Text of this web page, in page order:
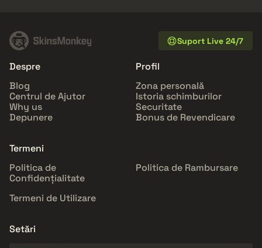
Suport Live 24/7
Despre
Blog
Centrul de Ajutor
Why us
Depunere
Profil
Zona personală
Istoria schimburilor
Securitate
Bonus de Revendicare
Termeni
Politica de
Confidențialitate
Politica de Rambursare
Termeni de Utilizare
Setări